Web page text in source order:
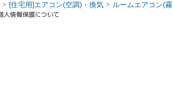
[住宅用]エアコン(空調)・換気 ルームエアコン(